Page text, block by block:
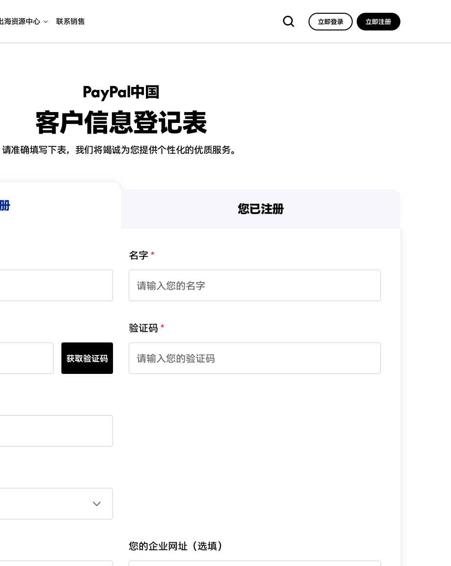
海资源中心 联系销售 立即登录 立即注册
PayPal中国
客户信息登记表
请准确填写下表，我们将竭诚为您提供个性化的优质服务。
您已注册
名字
获取验证码
验证码
您的企业网址（选填）